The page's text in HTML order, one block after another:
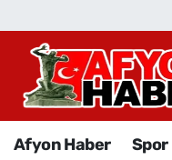
Afyon Haber Spor
Afyon Haber